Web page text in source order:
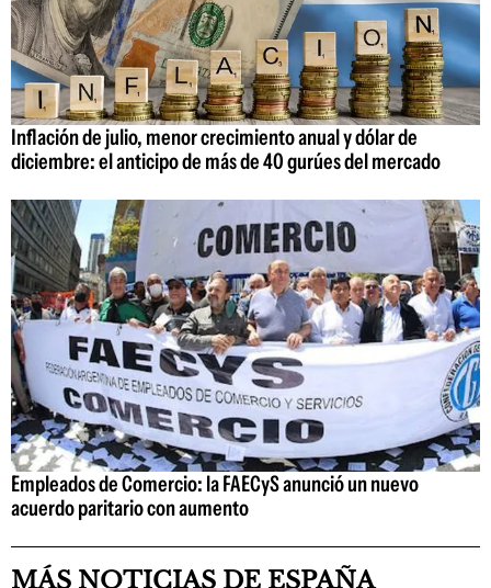
Inflación de julio, menor crecimiento anual y dólar de
diciembre: el anticipo de más de 40 gurúes del mercado
Empleados de Comercio: la FAECyS anunció un nuevo
acuerdo paritario con aumento
MÁS NOTICIAS DE ESPAÑA